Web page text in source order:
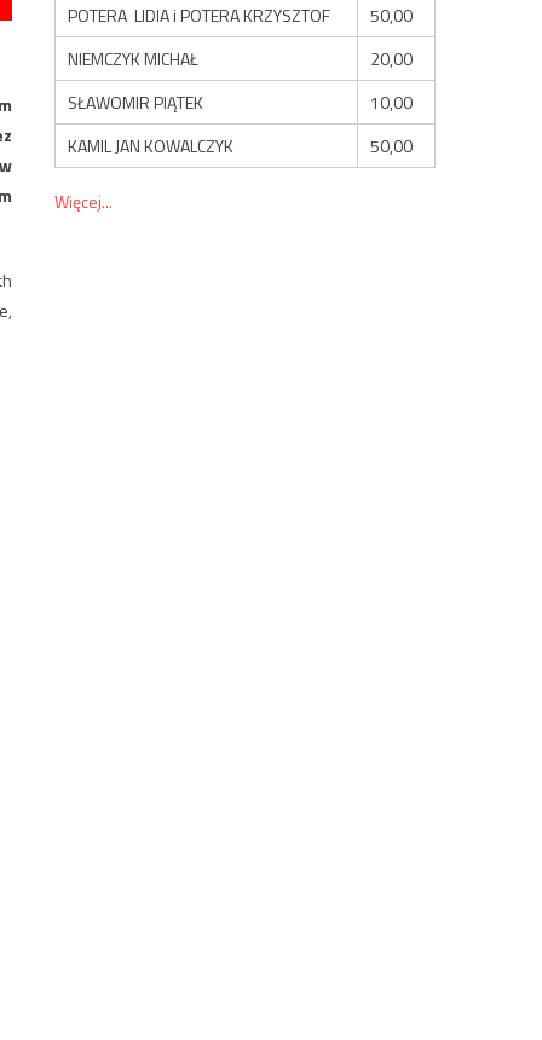
POTERA LIDIA i POTERA KRZYSZTOF
50,00
NIEMCZYK MICHAŁ
20,00
SŁAWOMIR PIĄTEK
10,00
KAMIL JAN KOWALCZYK
50,00
Więcej...